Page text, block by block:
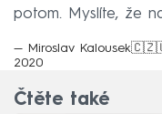
potom. Myslíte, že
— Miroslav
2020
Čtěte také